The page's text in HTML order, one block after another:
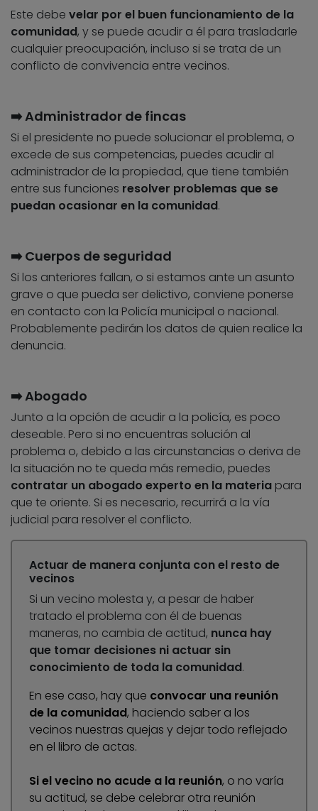
Este debe velar por el buen funcionamiento de la
comunidad, y se puede acudir a él para trasladarle
cualquier preocupación, incluso si se trata de un
conflicto de convivencia entre vecinos.
➡️ Administrador de fincas
Si el presidente no puede solucionar el problema, o
excede de sus competencias, puedes acudir al
administrador de la propiedad, que tiene también
entre sus funciones resolver problemas que se
puedan ocasionar en la comunidad.
➡️ Cuerpos de seguridad
Si los anteriores fallan, o si estamos ante un asunto
grave o que pueda ser delictivo, conviene ponerse
en contacto con la Policía municipal o nacional.
Probablemente pedirán los datos de quien realice la
denuncia.
➡️ Abogado
Junto a la opción de acudir a la policía, es poco
deseable. Pero si no encuentras solución al
problema o, debido a las circunstancias o deriva de
la situación no te queda más remedio, puedes
contratar un abogado experto en la materia para
que te oriente. Si es necesario, recurrirá a la vía
judicial para resolver el conflicto.
Actuar de manera conjunta con el resto de
vecinos
Si un vecino molesta y, a pesar de haber
tratado el problema con él de buenas
maneras, no cambia de actitud, nunca hay
que tomar decisiones ni actuar sin
conocimiento de toda la comunidad.
En ese caso, hay que convocar una reunión
de la comunidad, haciendo saber a los
vecinos nuestras quejas y dejar todo reflejado
en el libro de actas.
Si el vecino no acude a la reunión, o no varía
su actitud, se debe celebrar otra reunión